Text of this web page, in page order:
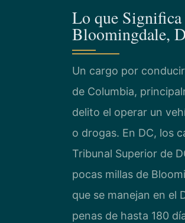
Lo que
Bloomingdale,
Un cargo por
de Columbia,
delito el operar un
o drogas. En DC, los
Tribunal Superior de
pocas millas de
que se manejan en el
penas de hasta 180